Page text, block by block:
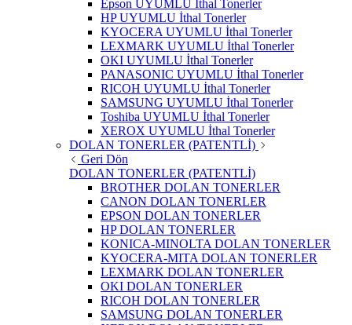
Epson UYUMLU İthal Tonerler
HP UYUMLU İthal Tonerler
KYOCERA UYUMLU İthal Tonerler
LEXMARK UYUMLU İthal Tonerler
OKI UYUMLU İthal Tonerler
PANASONIC UYUMLU İthal Tonerler
RICOH UYUMLU İthal Tonerler
SAMSUNG UYUMLU İthal Tonerler
Toshiba UYUMLU İthal Tonerler
XEROX UYUMLU İthal Tonerler
DOLAN TONERLER (PATENTLİ)
Geri Dön
DOLAN TONERLER (PATENTLİ)
BROTHER DOLAN TONERLER
CANON DOLAN TONERLER
EPSON DOLAN TONERLER
HP DOLAN TONERLER
KONICA-MINOLTA DOLAN TONERLER
KYOCERA-MITA DOLAN TONERLER
LEXMARK DOLAN TONERLER
OKI DOLAN TONERLER
RICOH DOLAN TONERLER
SAMSUNG DOLAN TONERLER